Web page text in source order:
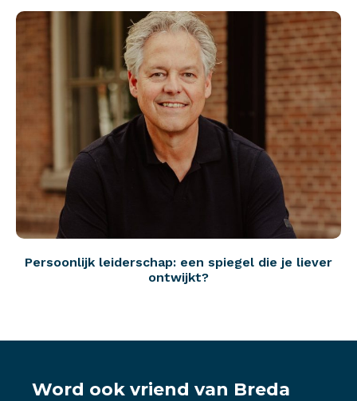
Persoonlijk leiderschap: een spiegel die je liever
ontwijkt?
Word ook vriend van Breda